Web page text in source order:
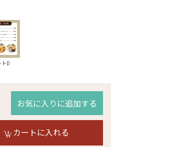
トD
お気に入りに追加する
カートに入れる